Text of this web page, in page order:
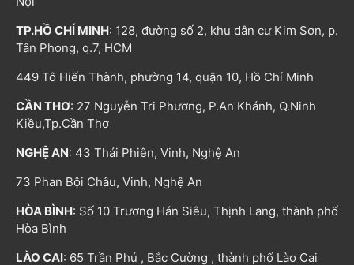
TP.HỒ CHÍ MINH: 128, đường số 2, khu dân cư Kim Sơn, p.
Tân Phong, q.7, HCM
449 Tô Hiến Thành, phường 14, quận 10, Hồ Chí Minh
CẦN THƠ: 27 Nguyễn Tri Phương, P.An Khánh, Q.Ninh
Kiều,Tp.Cần Thơ
NGHỆ AN: 43 Thái Phiên, Vinh, Nghệ An
73 Phan Bội Châu, Vinh, Nghệ An
HÒA BÌNH: Số 10 Trương Hán Siêu, Thịnh Lang, thành phố
Hòa Bình
LÀO CAI: 65 Trần Phú , Bắc Cường , thành phố Lào Cai